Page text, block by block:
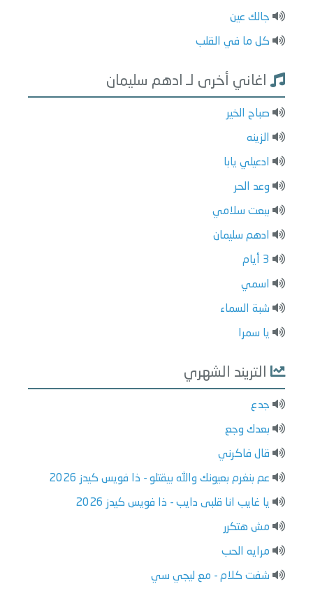
جالك عين
كل ما في القلب
اغاني أخرى لـ ادهم سليمان
صباح الخير
الزينه
ادعيلي يابا
وعد الحر
ببعت سلامي
ادهم سليمان
3 أيام
اسمي
شبة السماء
يا سمرا
التريند الشهري
جدع
بعدك وجع
قال فاكرني
عم بنغرم بعيونك والله بيقتلو - ذا فويس كيدز 2026
يا غايب انا قلبى دايب - ذا فويس كيدز 2026
مش هتكرر
مرايه الحب
شفت كلام - مع ليجي سي